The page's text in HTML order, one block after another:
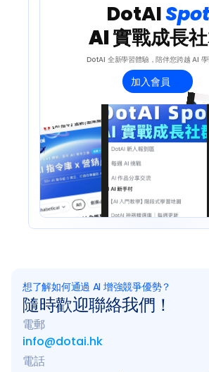
DotAI
AI 實戰成長
DotAI 全新學習體驗，陪伴您跨越 AI 學
加入會員
想了解如何通過 AI 增強競爭優勢？
隨時歡迎聯絡我們！
電郵
info@dotai.hk
電話